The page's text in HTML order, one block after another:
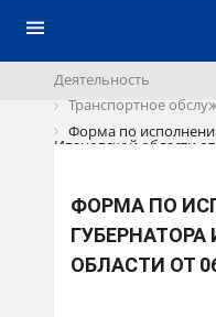
Деятельность
Транспортное
Форма по
Ивановской области
ФОРМА ПО
ОБЛАСТИ ОТ